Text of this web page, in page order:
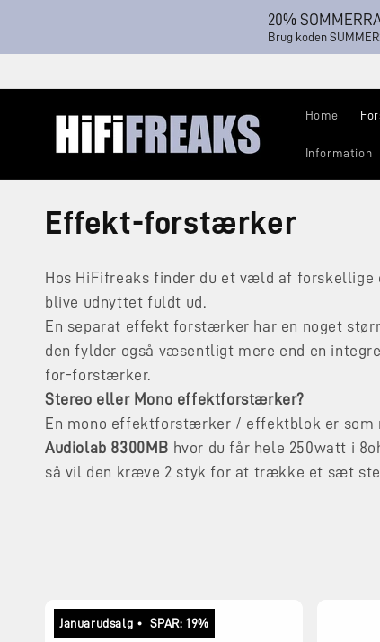
20%
Brug koden
Home
Information
K
o
l
l
e
k
t
Effekt-forstærker
Hos HiFifreaks finder du et væld af
blive udnyttet fuldt ud.
En separat effekt forstærker har en noget
den fylder også væsentligt mere end en
for-forstærker.
Stereo eller Mono effektforstærker?
En mono effektforstærker / effektblok er som
Audiolab 8300MB hvor du får hele 250watt i
så vil den kræve 2 styk for at trække et sæt
Januarudsalg • SPAR: 19%